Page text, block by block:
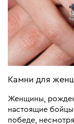
Камни для
Женщины,
настоящие
победе,